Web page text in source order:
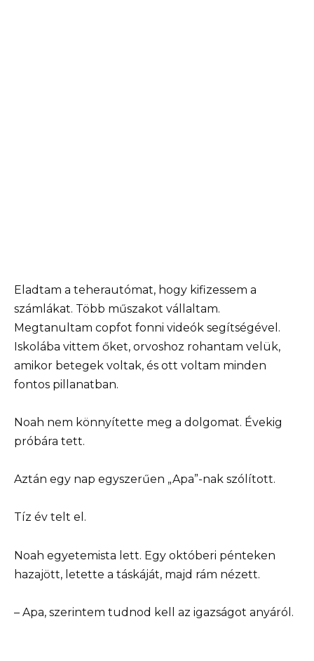
Eladtam a teherautómat, hogy kifizessem a
számlákat. Több műszakot vállaltam.
Megtanultam copfot fonni videók segítségével.
Iskolába vittem őket, orvoshoz rohantam velük,
amikor betegek voltak, és ott voltam minden
fontos pillanatban.
Noah nem könnyítette meg a dolgomat. Évekig
próbára tett.
Aztán egy nap egyszerűen „Apa”-nak szólított.
Tíz év telt el.
Noah egyetemista lett. Egy októberi pénteken
hazajött, letette a táskáját, majd rám nézett.
– Apa, szerintem tudnod kell az igazságot anyáról.